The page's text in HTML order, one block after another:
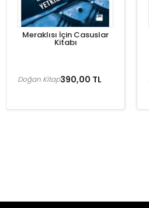
Meraklısı İçin Casuslar
Kitabı
390,00 TL
Doğan Kitap